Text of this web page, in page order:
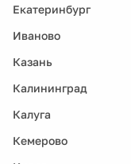
Екатеринбург
Иваново
Казань
Калининград
Калуга
Кемерово